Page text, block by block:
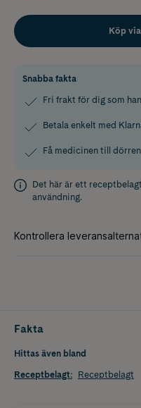
Köp
Snabba fakta
Fri frakt för dig som
Betala enkelt med
Få medicinen till
Det här är ett
användning.
Fakta
Hittas även bland
Receptbelagt: Receptbelagt